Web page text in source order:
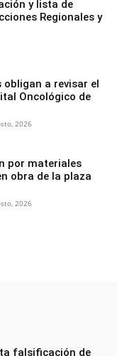
y lista de
Regionales y
a revisar el
Oncológico de
2026
por materiales
obra de la plaza
2026
falsificación de